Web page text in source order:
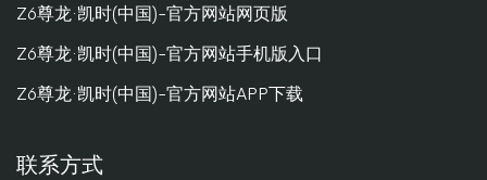
Z6尊龙·凯时(中国)-官方网站网页版
Z6尊龙·凯时(中国)-官方网站手机版入口
Z6尊龙·凯时(中国)-官方网站APP下载
联系方式